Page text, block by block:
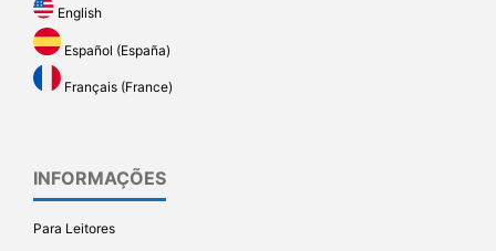
English
Español (España)
Français (France)
INFORMAÇÕES
Para Leitores